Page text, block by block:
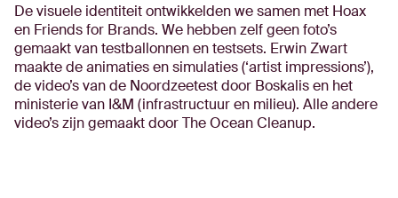
De visuele identiteit ontwikkelden we samen met Hoax
en Friends for Brands. We hebben zelf geen foto’s
gemaakt van testballonnen en testsets. Erwin Zwart
maakte de animaties en simulaties (‘artist impressions’),
de video’s van de Noordzeetest door Boskalis en het
ministerie van I&M (infrastructuur en milieu). Alle andere
video’s zijn gemaakt door The Ocean Cleanup.